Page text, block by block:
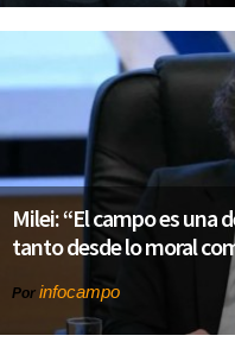
Milei: “El campo es una
tanto desde lo moral
Por infocampo